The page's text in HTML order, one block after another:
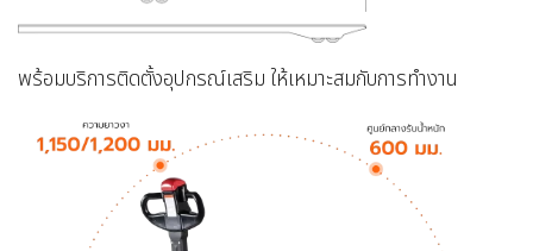
พร้อมบริการติดตั้งอุปกรณ์เสริม ให้เหมาะสมกับการทำงาน